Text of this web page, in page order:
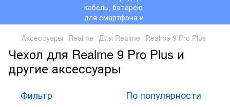
Аксессуары Realme Для Realme Realme 9 Pro Plus
Чехол для Realme 9 Pro Plus и
другие аксессуары
Фильтр По популярности